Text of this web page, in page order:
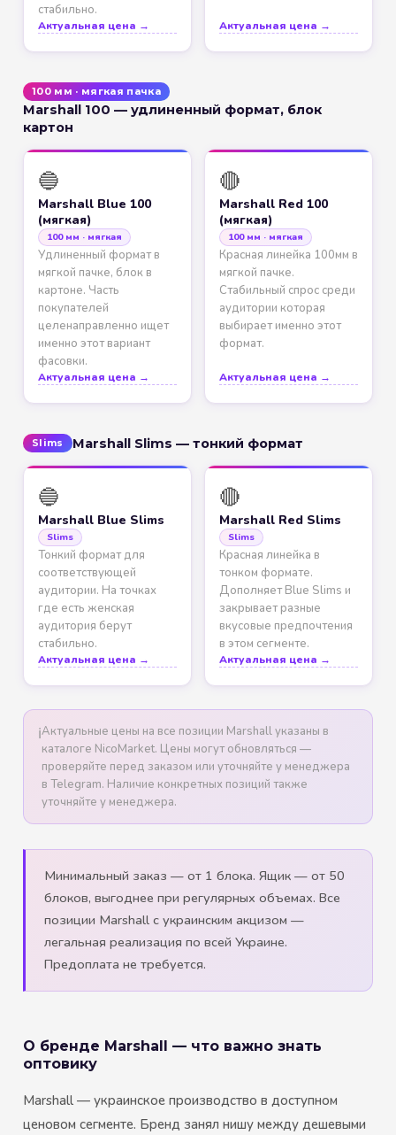
стабильно.
Актуальная цена → Актуальная цена →
100 мм · мягкая пачка
Marshall 100 — удлиненный формат, блок
картон
🔵
Marshall Blue 100
(мягкая)
100 мм · мягкая
Удлиненный формат в
мягкой пачке, блок в
картоне. Часть
покупателей
целенаправленно ищет
именно этот вариант
фасовки.
Актуальная цена →
🔴
Marshall Red 100
(мягкая)
100 мм · мягкая
Красная линейка 100мм в
мягкой пачке.
Стабильный спрос среди
аудитории которая
выбирает именно этот
формат.
Актуальная цена →
Slims Marshall Slims — тонкий формат
🔵
Marshall Blue Slims
Slims
Тонкий формат для
соответствующей
аудитории. На точках
где есть женская
аудитория берут
стабильно.
Актуальная цена →
🔴
Marshall Red Slims
Slims
Красная линейка в
тонком формате.
Дополняет Blue Slims и
закрывает разные
вкусовые предпочтения
в этом сегменте.
Актуальная цена →
ℹ️Актуальные цены на все позиции Marshall указаны в
каталоге NicoMarket. Цены могут обновляться —
проверяйте перед заказом или уточняйте у менеджера
в Telegram. Наличие конкретных позиций также
уточняйте у менеджера.
Минимальный заказ — от 1 блока. Ящик — от 50
блоков, выгоднее при регулярных объемах. Все
позиции Marshall с украинским акцизом —
легальная реализация по всей Украине.
Предоплата не требуется.
О бренде Marshall — что важно знать
оптовику
Marshall — украинское производство в доступном
ценовом сегменте. Бренд занял нишу между дешевыми